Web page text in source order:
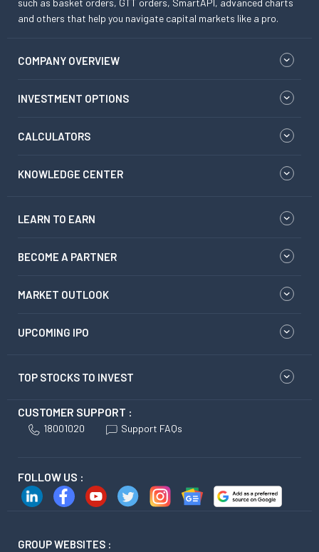
such as basket orders, GTT orders, SmartAPI, advanced charts
and others that help you navigate capital markets like a pro.
COMPANY OVERVIEW
INVESTMENT OPTIONS
CALCULATORS
KNOWLEDGE CENTER
LEARN TO EARN
BECOME A PARTNER
MARKET OUTLOOK
UPCOMING IPO
TOP STOCKS TO INVEST
CUSTOMER SUPPORT :
18001020 Support FAQs
FOLLOW US :
GROUP WEBSITES :